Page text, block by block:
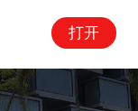
打开